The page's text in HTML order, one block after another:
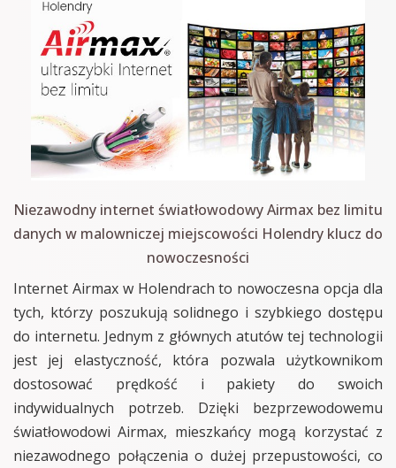
Niezawodny internet światłowodowy Airmax bez limitu
danych w malowniczej miejscowości Holendry klucz do
nowoczesności
Internet Airmax w Holendrach to nowoczesna opcja dla
tych, którzy poszukują solidnego i szybkiego dostępu
do internetu. Jednym z głównych atutów tej technologii
jest jej elastyczność, która pozwala użytkownikom
dostosować prędkość i pakiety do swoich
indywidualnych potrzeb. Dzięki bezprzewodowemu
światłowodowi Airmax, mieszkańcy mogą korzystać z
niezawodnego połączenia o dużej przepustowości, co